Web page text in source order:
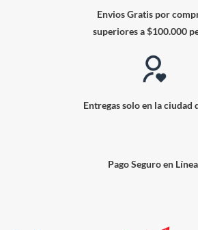
Envios Gratis por
superiores a $100.000
Entregas solo en la ciudad
Pago Seguro en Línea